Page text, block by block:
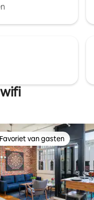
van gasten
Favoriet van gasten